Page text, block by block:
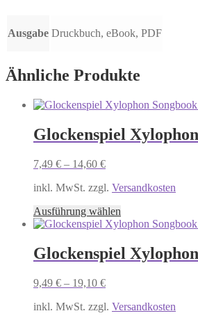
Ausgabe Druckbuch, eBook, PDF
Ähnliche Produkte
Glockenspiel
7,49 € – 14,60 €
inkl. MwSt. zzgl. Versandkosten
Ausführung wählen
Produkt
mehrere
Varianten
können
Glockenspiel
9,49 € – 19,10 €
inkl. MwSt. zzgl. Versandkosten